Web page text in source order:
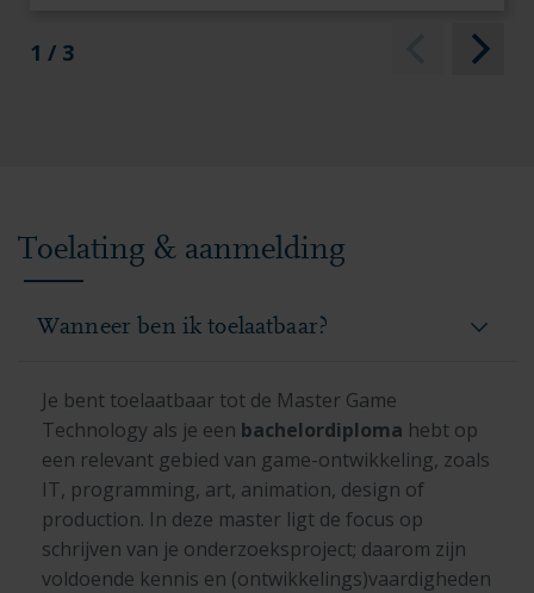
personage? Femke maakte een 3D-
1 / 3
Toelating & aanmelding
Wanneer ben ik toelaatbaar?
Je bent toelaatbaar tot de Master Game
Technology als je een bachelordiploma hebt op
een relevant gebied van game-ontwikkeling, zoals
IT, programming, art, animation, design of
production. In deze master ligt de focus op
schrijven van je onderzoeksproject; daarom zijn
voldoende kennis en (ontwikkelings)vaardigheden